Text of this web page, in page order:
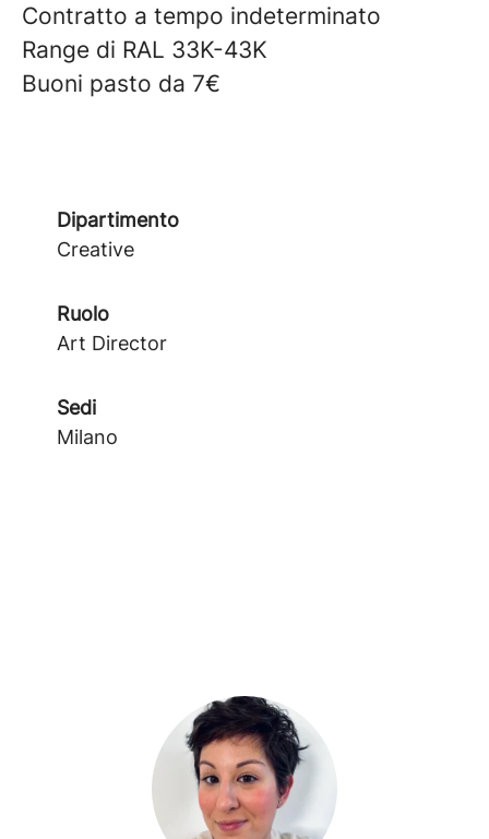
Contratto a tempo indeterminato
Range di RAL 33K-43K
Buoni pasto da 7€
Dipartimento
Creative
Ruolo
Art Director
Sedi
Milano